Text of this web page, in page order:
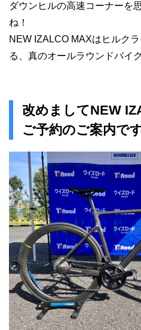
ダウンヒルの高速コーナーを
ね！
NEW IZALCO MAXはヒルク
る、真のオールラウンドバイ
改めましてNEW
ご予約のご案内で